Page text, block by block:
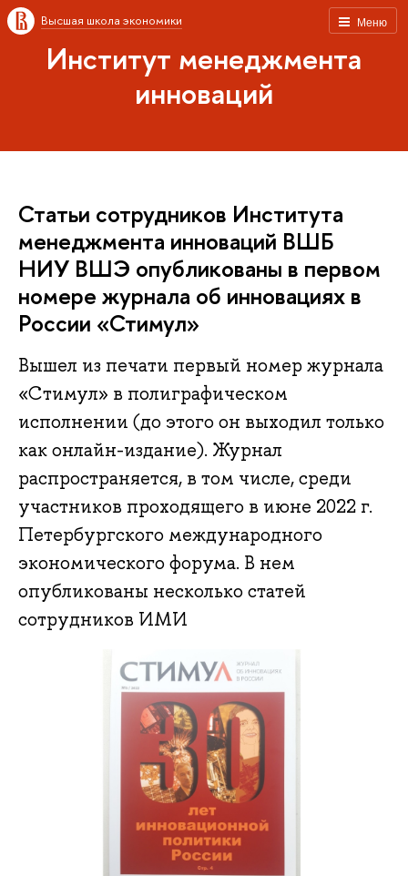
Меню
Высшая школа экономики
Институт менеджмента
инноваций
Статьи сотрудников Института
менеджмента инноваций ВШБ
НИУ ВШЭ опубликованы в первом
номере журнала об инновациях в
России «Стимул»
Вышел из печати первый номер журнала
«Стимул» в полиграфическом
исполнении (до этого он выходил только
как онлайн-издание). Журнал
распространяется, в том числе, среди
участников проходящего в июне 2022 г.
Петербургского международного
экономического форума. В нем
опубликованы несколько статей
сотрудников ИМИ